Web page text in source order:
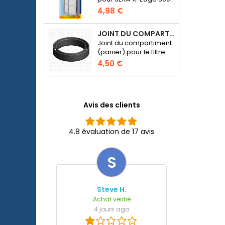
4,98 €
JOINT DU COMPARTIMENT POUR MÉDIA DE FILTRATION - FILTRE SERA FIL BIOACTIVE 250 AU 400+UV ET UVC-XTREME 800 OU 1200
Joint du compartiment
(panier) pour le filtre
externe SERA Fil
Bioactive 250, 250+UV,
400+UV et UVC-
4,50 €
Avis des clients
4.8 évaluation de 17 avis
S
Steve H.
Achat vérifié
4 jours ago